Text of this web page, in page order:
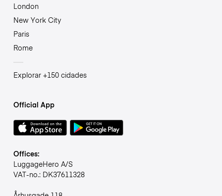
London
New York City
Paris
Rome
Explorar +150 cidades
Official App
Offices:
LuggageHero A/S
VAT-no.: DK37611328